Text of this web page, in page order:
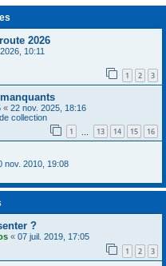
2026
10:11
1 2 3
« 22 nov. 2025, 18:16
collection
1 13 14 15 16
nov. 2010, 19:08
?
« 07 juil. 2019, 17:05
1 2 3